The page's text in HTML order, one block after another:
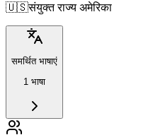
🇺🇸संयुक्त राज्य अमेरिका
समर्थित भाषाएं
1 भाषा